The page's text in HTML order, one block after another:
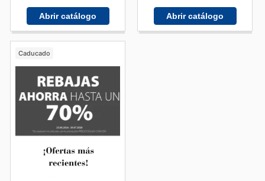
Abrir catálogo Abrir catálogo
Caducado